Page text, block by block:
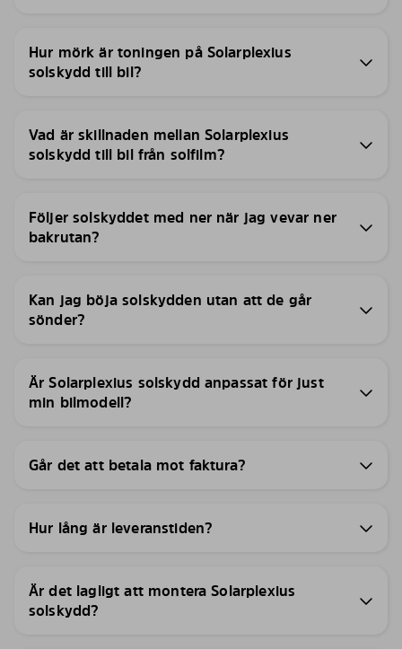
Hur mörk är toningen på Solarplexius
solskydd till bil?
Vad är skillnaden mellan Solarplexius
solskydd till bil från solfilm?
Följer solskyddet med ner när jag vevar ner
bakrutan?
Kan jag böja solskydden utan att de går
sönder?
Är Solarplexius solskydd anpassat för just
min bilmodell?
Går det att betala mot faktura?
Hur lång är leveranstiden?
Är det lagligt att montera Solarplexius
solskydd?